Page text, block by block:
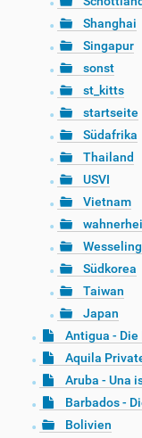
Shanghai
Singapur
sonst
st_kitts
startseite
Südafrika
Thailand
USVI
Vietnam
Wesseling
Südkorea
Taiwan
Japan
Antigua - Die
Aquila
Aruba - Una
Barbados -
Bolivien